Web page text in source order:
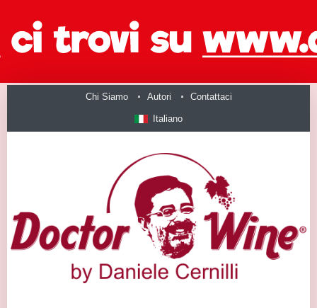
Chi Siamo Autori Contattaci
Italiano